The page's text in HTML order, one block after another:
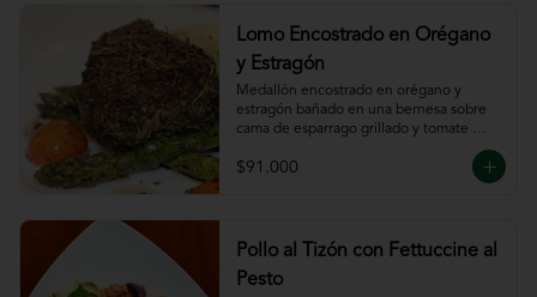
Lomo Encostrado en Orégano
y Estragón
Medallón encostrado en orégano y
estragón bañado en una bernesa sobre
cama de esparrago grillado y tomate
$91.000
Pollo al Tizón con Fettuccine al
Pesto